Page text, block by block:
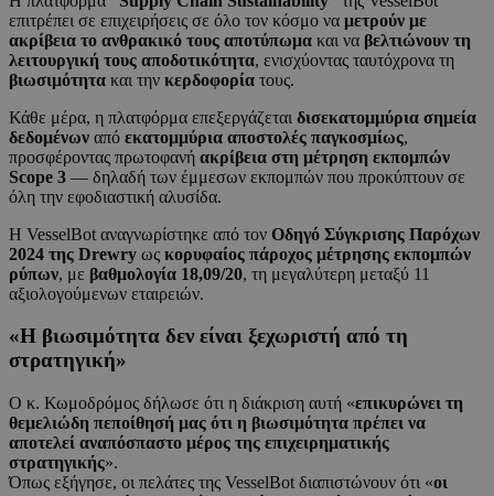
επιτρέπει σε επιχειρήσεις σε όλο τον κόσμο να μετρούν με
ακρίβεια το ανθρακικό τους αποτύπωμα και να βελτιώνουν τη
λειτουργική τους αποδοτικότητα, ενισχύοντας ταυτόχρονα τη
βιωσιμότητα και την κερδοφορία τους.
Κάθε μέρα, η πλατφόρμα επεξεργάζεται δισεκατομμύρια σημεία
δεδομένων από εκατομμύρια αποστολές παγκοσμίως,
προσφέροντας πρωτοφανή ακρίβεια στη μέτρηση εκπομπών
Scope 3 — δηλαδή των έμμεσων εκπομπών που προκύπτουν σε
όλη την εφοδιαστική αλυσίδα.
Η VesselBot αναγνωρίστηκε από τον Οδηγό Σύγκρισης Παρόχων
2024 της Drewry ως κορυφαίος πάροχος μέτρησης εκπομπών
ρύπων, με βαθμολογία 18,09/20, τη μεγαλύτερη μεταξύ 11
αξιολογούμενων εταιρειών.
«Η βιωσιμότητα δεν είναι ξεχωριστή από τη
στρατηγική»
Ο κ. Κωμοδρόμος δήλωσε ότι η διάκριση αυτή «επικυρώνει τη
θεμελιώδη πεποίθησή μας ότι η βιωσιμότητα πρέπει να
αποτελεί αναπόσπαστο μέρος της επιχειρηματικής
στρατηγικής».
Όπως εξήγησε, οι πελάτες της VesselBot διαπιστώνουν ότι «οι